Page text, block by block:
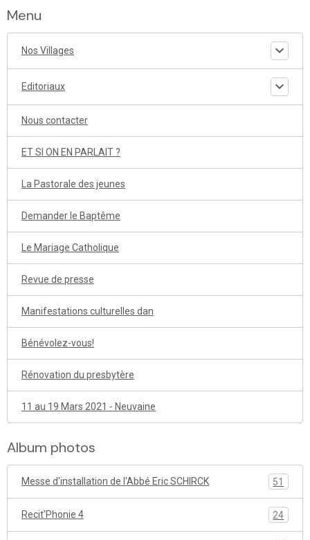
Menu
Nos Villages
Editoriaux
Nous contacter
ET SI ON EN PARLAIT ?
La Pastorale des jeunes
Demander le Baptême
Le Mariage Catholique
Revue de presse
Manifestations culturelles dan
Bénévolez-vous!
Rénovation du presbytère
11 au 19 Mars 2021 - Neuvaine
Album photos
Messe d'installation de l'Abbé Eric SCHIRCK 51
Recit'Phonie 4 24